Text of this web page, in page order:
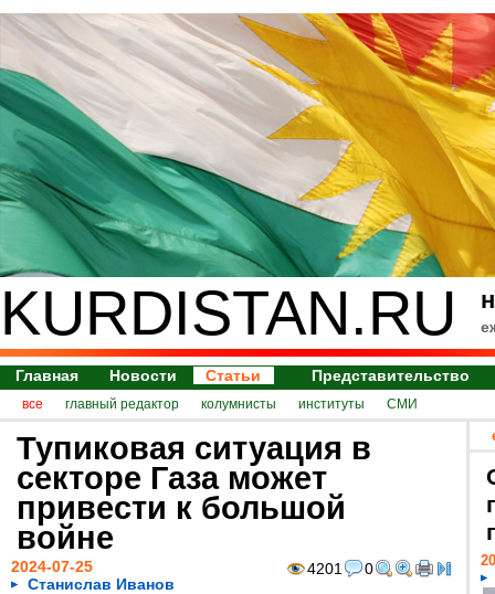
KURDISTAN.RU
Главная Новости Статьи Представительство
все главный редактор колумнисты институты СМИ
Тупиковая ситуация в
секторе Газа может
привести к большой
войне
4201 0
2024-07-25
Станислав Иванов